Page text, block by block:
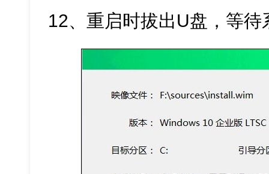
12、重启时拔出U盘，等待